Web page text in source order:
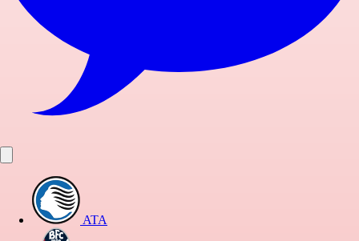
ATA